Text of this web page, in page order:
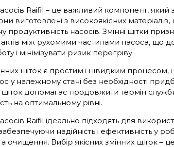
Raifil – це важливий компонент,
виготовлені з високоякісних
продуктивність насосів. Змінні щітки
між рухомими частинами насоса, що
і мінімізувати ризик перегріву.
щіток є простим і швидким процесом,
у належному стані без необхідності
щіток допомагає продовжити термін
на оптимальному рівні.
Raifil ідеально підходять для
надійність і ефективність у
очищення. Вибір якісних змінних щіток –